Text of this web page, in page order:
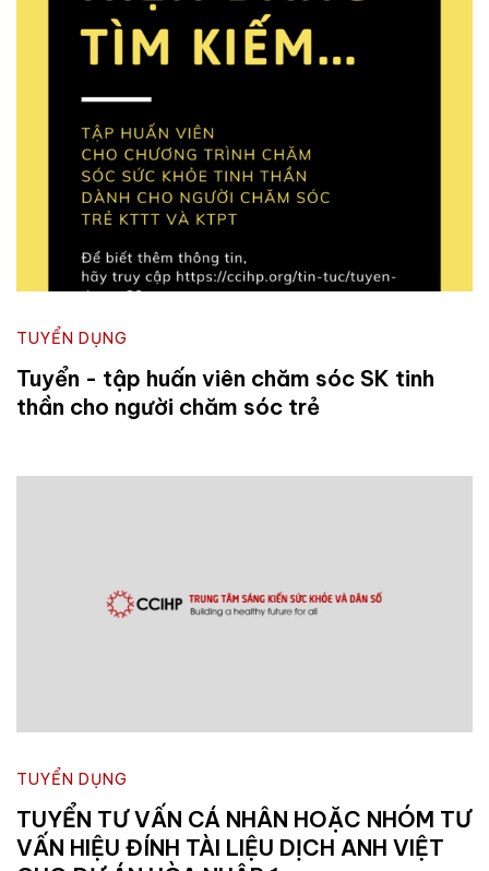
TUYỂN DỤNG
Tuyển - tập huấn viên chăm sóc SK tinh
thần cho người chăm sóc trẻ
TUYỂN DỤNG
TUYỂN TƯ VẤN CÁ NHÂN HOẶC NHÓM TƯ
VẤN HIỆU ĐÍNH TÀI LIỆU DỊCH ANH VIỆT